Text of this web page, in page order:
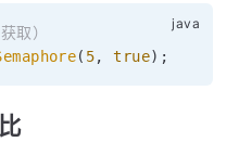
取）
( 5, true) ;